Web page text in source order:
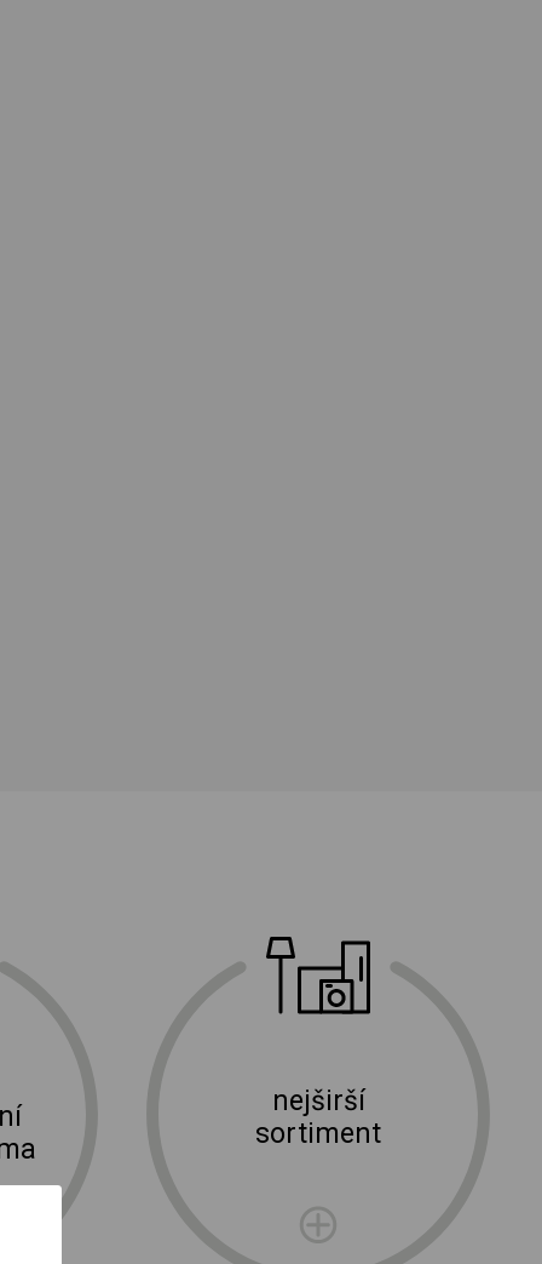
nejširší
sortiment